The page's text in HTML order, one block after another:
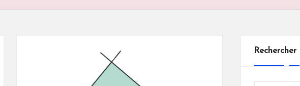
Rechercher